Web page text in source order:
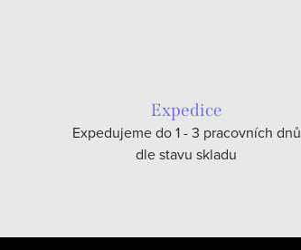
Expedice
Expedujeme do 1 - 3 pracovních dnů
dle stavu skladu